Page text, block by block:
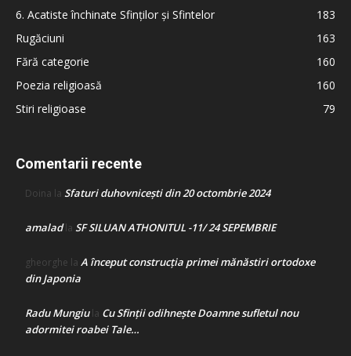
6. Acatiste închinate Sfinților și Sfintelor
183
Rugăciuni
163
Fără categorie
160
Poezia religioasă
160
Stiri religioase
79
Comentarii recente
Doina la Sfaturi duhovnicești din 20 octombrie 2024
amaladla SF SILUAN ATHONITUL -11/ 24 SEPEMBRIE
gheorghe la A început construcţia primei mănăstiri ortodoxe
din Japonia
Radu Mungiula Cu Sfinții odihnește Doamne sufletul nou
adormitei roabei Tale…